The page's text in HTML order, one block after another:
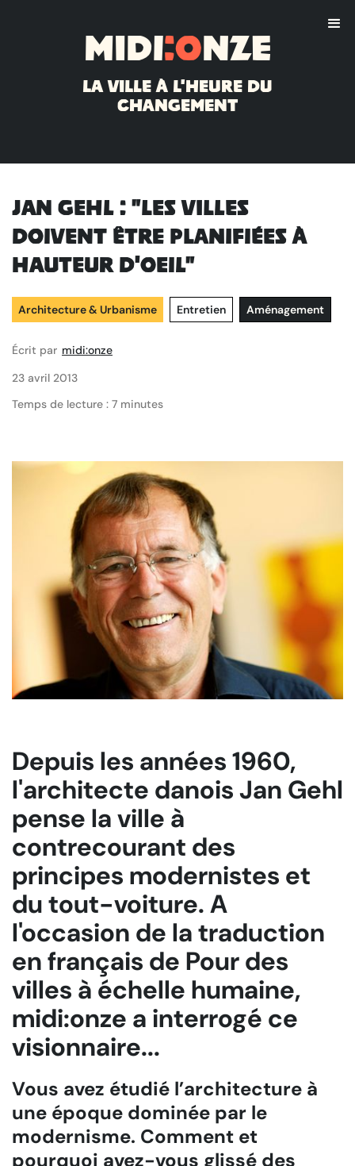
Midi:onze
La ville à l'heure du
changement
Jan Gehl : "les villes
doivent être planifiées à
hauteur d'oeil"
Architecture & Urbanisme Entretien Aménagement
Écrit par midi:onze
23 avril 2013
Temps de lecture : 7 minutes
Depuis les années 1960,
l'architecte danois Jan Gehl
pense la ville à
contrecourant des
principes modernistes et
du tout-voiture. A
l'occasion de la traduction
en français de Pour des
villes à échelle humaine,
midi:onze a interrogé ce
visionnaire...
Vous avez étudié l’architecture à
une époque dominée par le
modernisme. Comment et
pourquoi avez-vous glissé des